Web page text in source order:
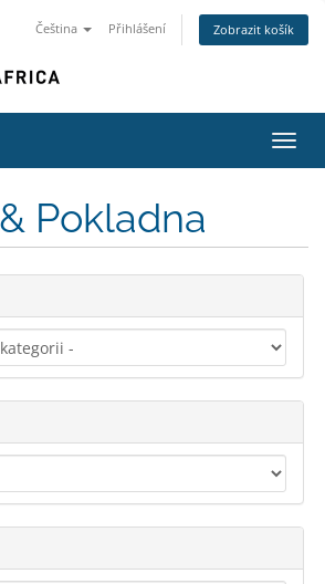
Čeština Přihlášení Zobrazit košík
Pokladna